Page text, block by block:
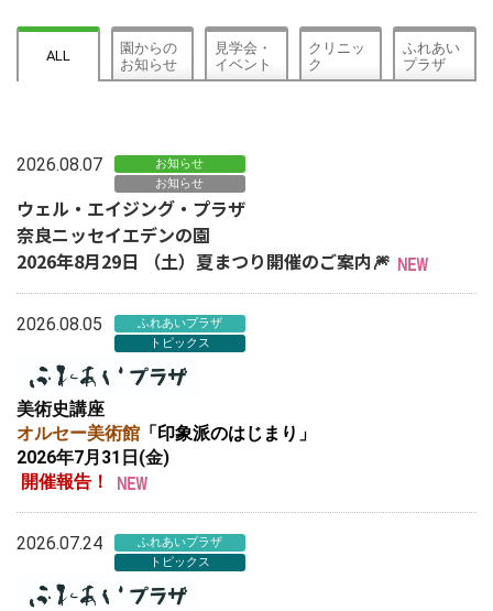
ALL
園からの
お知らせ
見学会・
イベント
クリニッ
ク
ふれあい
プラザ
2026.08.07
お知らせ
お知らせ
ウェル・エイジング・プラザ
奈良ニッセイエデンの園
2026年8月29日 （土）夏まつり開催のご案内🎆
2026.08.05
ふれあいプラザ
トピックス
美術史講座
オルセー美術館 「印象派のはじまり」
2026年7月31日(金)
開催報告！
2026.07.24
ふれあいプラザ
トピックス